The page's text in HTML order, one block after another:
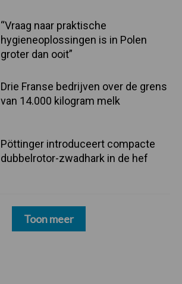
“Vraag naar praktische
hygieneoplossingen is in Polen
groter dan ooit”
Drie Franse bedrijven over de grens
van 14.000 kilogram melk
Pöttinger introduceert compacte
dubbelrotor-zwadhark in de hef
Toon meer